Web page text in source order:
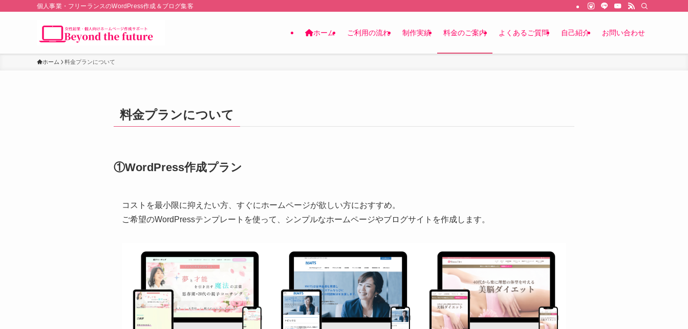
個人事業・フリーランスのWordPress作成＆ブログ集客
ホーム ご利用の流れ 制作実績 料金のご案内 よくあるご質問 自己紹介 お問い合わせ
ホーム 料金プランについて
料金プランについて
①WordPress作成プラン
コストを最小限に抑えたい方、すぐにホームページが欲しい方におすすめ。
ご希望のWordPressテンプレートを使って、シンプルなホームページやブログサイトを作成します。